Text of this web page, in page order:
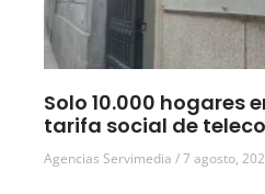
Solo 10.000 hogares
tarifa social de
Agencias Servimedia 7 agosto,